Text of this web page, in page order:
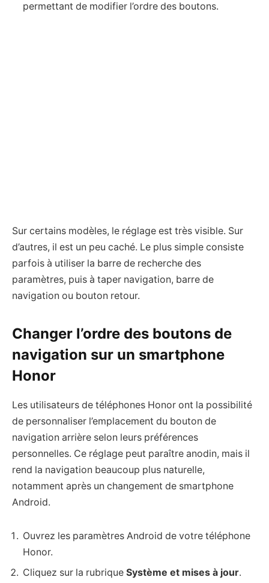
permettant de modifier l’ordre des boutons.
Sur certains modèles, le réglage est très visible. Sur
d’autres, il est un peu caché. Le plus simple consiste
parfois à utiliser la barre de recherche des
paramètres, puis à taper navigation, barre de
navigation ou bouton retour.
Changer l’ordre des boutons de
navigation sur un smartphone
Honor
Les utilisateurs de téléphones Honor ont la possibilité
de personnaliser l’emplacement du bouton de
navigation arrière selon leurs préférences
personnelles. Ce réglage peut paraître anodin, mais il
rend la navigation beaucoup plus naturelle,
notamment après un changement de smartphone
Android.
Ouvrez les paramètres Android de votre téléphone
Honor.
Cliquez sur la rubrique Système et mises à jour.